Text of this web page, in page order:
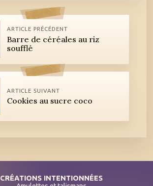
ARTICLE PRÉCÉDENT
Barre de céréales au riz
soufflé
ARTICLE SUIVANT
Cookies au sucre coco
CRÉATIONS INTENTIONNÉES